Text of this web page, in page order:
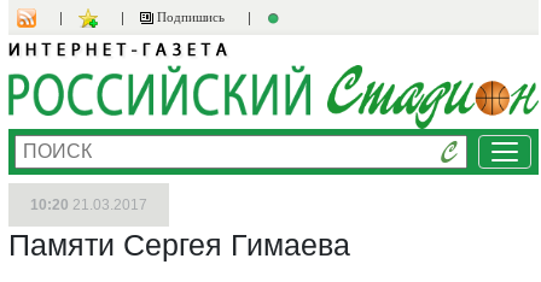
Подпишись
10:20 21.03.2017
Памяти Сергея Гимаева